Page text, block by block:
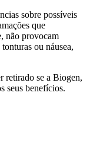
sobre possíveis
que
não provocam
ou náusea,
retirado se a Biogen,
seus benefícios.